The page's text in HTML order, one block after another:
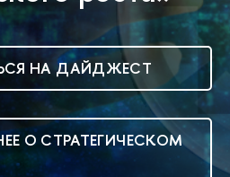
НА ДАЙДЖЕСТ
О СТРАТЕГИЧЕСКОМ